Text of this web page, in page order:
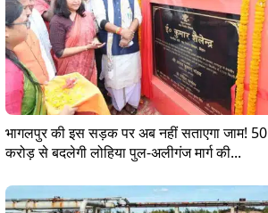
भागलपुर की इस सड़क पर अब नहीं सताएगा जाम! 50
करोड़ से बदलेगी लोहिया पुल-अलीगंज मार्ग की...